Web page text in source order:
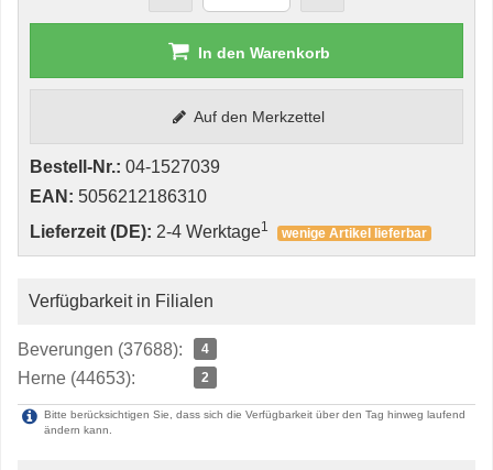
In den Warenkorb
Auf den Merkzettel
Bestell-Nr.: 04-1527039
EAN: 5056212186310
Lieferzeit (DE): 2-4 Werktage1 wenige Artikel lieferbar
Verfügbarkeit in Filialen
Beverungen (37688): 4
Herne (44653): 2
Bitte berücksichtigen Sie, dass sich die Verfügbarkeit über den Tag hinweg laufend
ändern kann.